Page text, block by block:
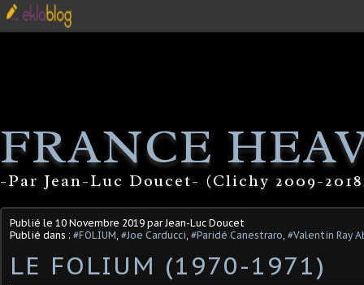
FRANCE
-Par Jean-Luc Doucet- (Clichy 2009-
Publié le 10 Novembre 2019 par Jean-Luc Doucet
Publié dans : #FOLIUM, #Joe Carducci, #Paridé Canestraro, #Valentin Ray
LE FOLIUM (1970-1971)